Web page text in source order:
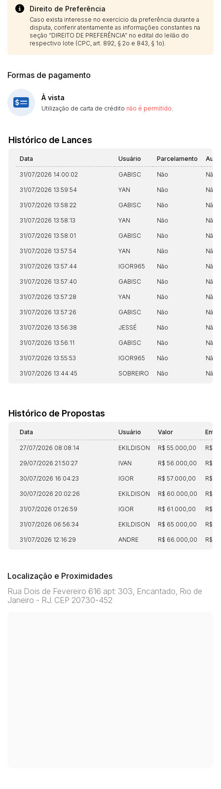
Direito de Preferência
Caso exista interesse no exercício da preferência durante a
disputa, conferir atentamente as informações constantes na
seção “DIREITO DE PREFERÊNCIA” no edital do leilão do
respectivo lote (CPC, art. 892, § 2o e 843, § 1o).
Formas de pagamento
À vista
Utilização de carta de crédito não é permitido.
Histórico de Lances
Data Usuário Parcelamento
31/07/2026 14:00:02 GABISC Não Não
31/07/2026 13:59:54 YAN Não Não
31/07/2026 13:58:22 GABISC Não Não
31/07/2026 13:58:13 YAN Não Não
31/07/2026 13:58:01 GABISC Não Não
31/07/2026 13:57:54 YAN Não Não
31/07/2026 13:57:44 IGOR965 Não Não
31/07/2026 13:57:40 GABISC Não Não
31/07/2026 13:57:28 YAN Não Não
31/07/2026 13:57:26 GABISC Não Não
31/07/2026 13:56:38 JESSÉ Não Não
31/07/2026 13:56:11 GABISC Não Não
31/07/2026 13:55:53 IGOR965 Não Não
31/07/2026 13:44:45 SOBREIRO Não Não
Histórico de Propostas
Data Usuário Valor
27/07/2026 08:08:14 EKILDISON R$ 55.000,00 R$
29/07/2026 21:50:27 IVAN R$ 56.000,00 R$
30/07/2026 16:04:23 IGOR R$ 57.000,00 R$
30/07/2026 20:02:26 EKILDISON R$ 60.000,00 R$
31/07/2026 01:26:59 IGOR R$ 61.000,00 R$
31/07/2026 06:56:34 EKILDISON R$ 65.000,00 R$
31/07/2026 12:16:29 ANDRE R$ 66.000,00 R$
Localização e Proximidades
Rua Dois de Fevereiro 616 apt: 303, Encantado, Rio de
Janeiro - RJ. CEP 20730-452
Envie sua Proposta
(Art. 895, CPC)
Data Usuário Valor
14/04/2025 18:43:11 TIAGOFELIPE
14/04/2025 18:43:11 TIAGOFELIPE R$ 1,00
propostas